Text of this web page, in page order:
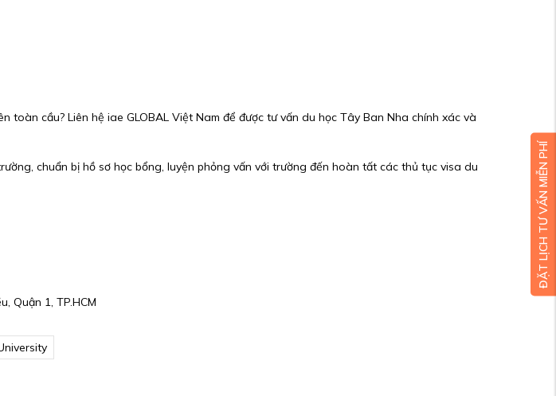
cầu? Liên hệ iae GLOBAL Việt Nam để được tư vấn du học Tây Ban Nha chính xác và
chuẩn bị hồ sơ học bổng, luyện phỏng vấn với trường đến hoàn tất các thủ tục visa du
Quận 1, TP.HCM
ĐẶT LỊCH TƯ VẤN MIỄN PHÍ